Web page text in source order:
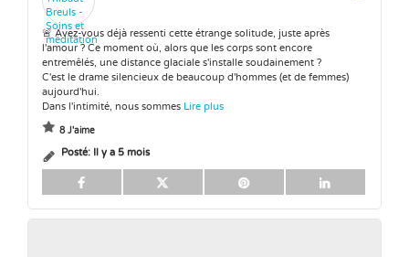
🚨 Avez-vous déjà ressenti cette étrange solitude, juste après
l'amour ? Ce moment où, alors que les corps sont encore
entremêlés, une distance glaciale s'installe soudainement ?
C'est le drame silencieux de beaucoup d'hommes (et de femmes)
aujourd'hui.
Dans l'intimité, nous sommes Lire plus
8 J'aime
Posté: Il y a 5 mois